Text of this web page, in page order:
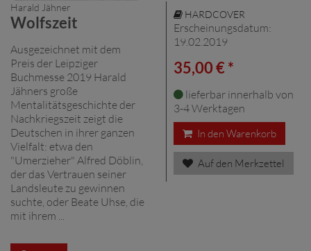
Harald Jähner
Wolfszeit
Ausgezeichnet mit dem
Preis der Leipziger
Buchmesse 2019 Harald
Jähners große
Mentalitätsgeschichte der
Nachkriegszeit zeigt die
Deutschen in ihrer ganzen
Vielfalt: etwa den
"Umerzieher" Alfred Döblin,
der das Vertrauen seiner
Landsleute zu gewinnen
suchte, oder Beate Uhse, die
mit ihrem ...
HARDCOVER
Erscheinungsdatum:
19.02.2019
35,00 € *
lieferbar innerhalb von
3-4 Werktagen
In den Warenkorb
Auf den Merkzettel